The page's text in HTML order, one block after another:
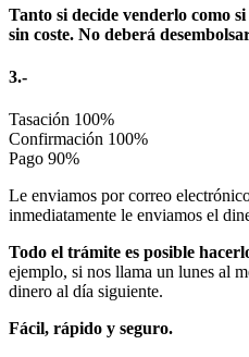
Tanto si decide venderlo como
sin coste. No deberá
3.-
Tasación 100%
Confirmación 100%
Pago 90%
Le enviamos por correo
inmediatamente le enviamos el
Todo el trámite es posible
ejemplo, si nos llama un lunes al
dinero al día siguiente.
Fácil, rápido y seguro.